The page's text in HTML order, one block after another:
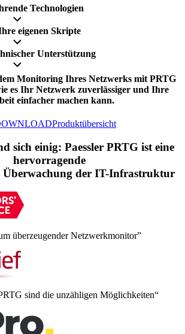
Technologien
eigenen Skripte
Unterstützung
Monitoring Ihres Netzwerks mit PRTG
es Ihr Netzwerk zuverlässiger und Ihre
einfacher machen kann.
Produktübersicht
sich einig: Paessler PRTG ist eine
hervorragende
Überwachung der IT-Infrastruktur
überzeugender Netzwerkmonitor”
sind die unzähligen Möglichkeiten“